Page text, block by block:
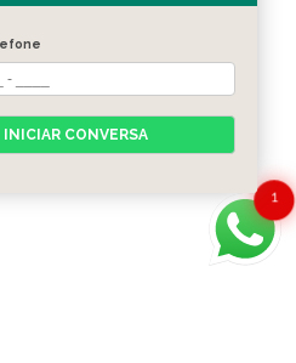
1
INICIAR CONVERSA